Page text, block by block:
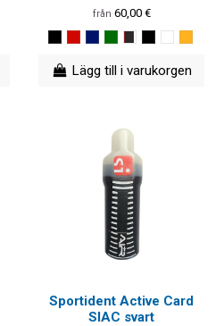
från 60,00 €
Lägg till i varukorgen
Sportident Active Card
SIAC svart